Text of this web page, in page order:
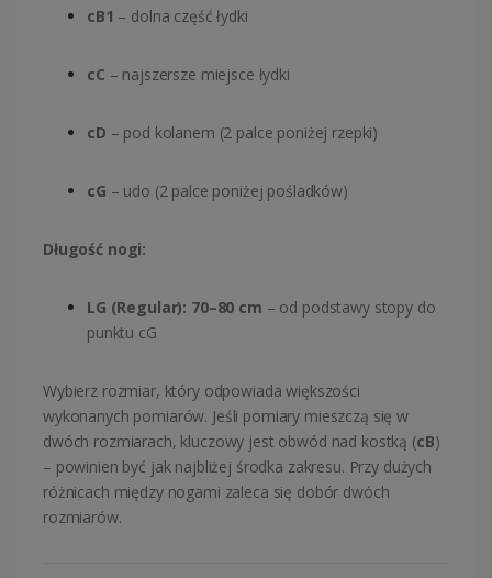
cB1 – dolna część łydki
cC – najszersze miejsce łydki
cD – pod kolanem (2 palce poniżej rzepki)
cG – udo (2 palce poniżej pośladków)
Długość nogi:
LG (Regular): 70–80 cm – od podstawy stopy do
punktu cG
Wybierz rozmiar, który odpowiada większości
wykonanych pomiarów. Jeśli pomiary mieszczą się w
dwóch rozmiarach, kluczowy jest obwód nad kostką (cB)
– powinien być jak najbliżej środka zakresu. Przy dużych
różnicach między nogami zaleca się dobór dwóch
rozmiarów.